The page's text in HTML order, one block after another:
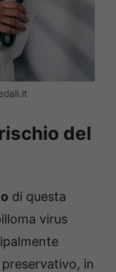
del
di questa
virus
in